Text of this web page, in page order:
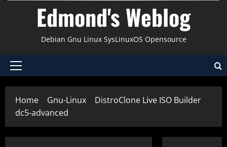
Edmond's Weblog
Debian Gnu Linux SysLinuxOS Opensource
Menu
Home Gnu-Linux
DistroClone Live ISO Builder
dc5-advanced